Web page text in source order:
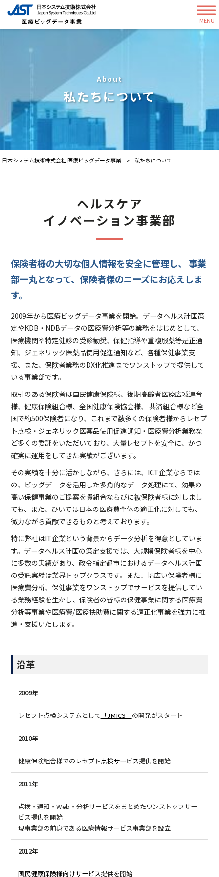
MENU
About
私たちについて
日本システム技術株式会社 医療ビッグデータ事業 > 私たちについて
ヘルスケア
イノベーション事業部
保険者様の大切な個人情報を安全に管理し、
事業
部一丸となって、保険者様のニーズにお応えしま
す。
2009年から医療ビッグデータ事業を開始。データヘルス計画策
定やKDB・NDBデータの医療費分析等の業務をはじめとして、
医療機関や特定健診の受診勧奨、保健指導や重複服薬等是正通
知、ジェネリック医薬品使用促進通知など、各種保健事業支
援、また、保険者業務のDX化推進までワンストップで提供して
いる事業部です。
取引のある保険者は国民健康保険様、後期高齢者医療広域連合
様、健康保険組合様、全国健康保険協会様、 共済組合様など全
国で約500保険者になり、これまで数多くの保険者様からレセプ
ト点検・ジェネリック医薬品使用促進通知・医療費分析業務な
ど多くの委託をいただいており、大量レセプトを安全に、かつ
確実に運用をしてきた実績がございます。
その実績を十分に活かしながら、さらには、ICT企業ならでは
の、ビッグデータを活用した多角的なデータ処理にて、効果の
高い保健事業のご提案を貴組合ならびに被保険者様に対しまし
ても、また、ひいては日本の医療費全体の適正化に対しても、
微力ながら貢献できるものと考えております。
特に弊社はIT企業という背景からデータ分析を得意としていま
す。データヘルス計画の策定支援では、大規模保険者様を中心
に多数の実績があり、政令指定都市におけるデータヘルス計画
の受託実績は業界トップクラスです。また、幅広い保険者様に
医療費分析、保健事業をワンストップでサービスを提供してい
る業務経験を生かし、保険者の皆様の保健事業に関する医療費
分析等事業や医療費/医療扶助費に関する適正化事業を強力に推
進・支援いたします。
沿革
2009年
レセプト点検システムとして 「JMICS」 の開発がスタート
2010年
健康保険組合様での レセプト点検サービス提供を開始
2011年
点検・通知・Web・分析サービスをまとめたワンストップサー
ビス提供を開始
現事業部の前身である医療情報サービス事業部を設立
2012年
国民健康保険様向けサービス提供を開始